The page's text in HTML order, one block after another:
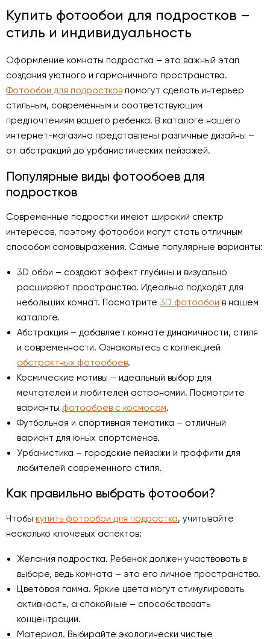
Купить фотообои для подростков –
стиль и индивидуальность
Оформление комнаты подростка – это важный этап
создания уютного и гармоничного пространства.
Фотообои для подростков помогут сделать интерьер
стильным, современным и соответствующим
предпочтениям вашего ребенка. В каталоге нашего
интернет-магазина представлены различные дизайны –
от абстракций до урбанистических пейзажей.
Популярные виды фотообоев для
подростков
Современные подростки имеют широкий спектр
интересов, поэтому фотообои могут стать отличным
способом самовыражения. Самые популярные варианты:
3D обои – создают эффект глубины и визуально
расширяют пространство. Идеально подходят для
небольших комнат. Посмотрите 3D фотообои в нашем
каталоге.
Абстракция – добавляет комнате динамичности, стиля
и современности. Ознакомьтесь с коллекцией
абстрактных фотообоев.
Космические мотивы – идеальный выбор для
мечтателей и любителей астрономии. Посмотрите
варианты фотообоев с космосом.
Футбольная и спортивная тематика – отличный
вариант для юных спортсменов.
Урбанистика – городские пейзажи и граффити для
любителей современного стиля.
Как правильно выбрать фотообои?
Чтобы купить фотообои для подростка, учитывайте
несколько ключевых аспектов:
Желания подростка. Ребенок должен участвовать в
выборе, ведь комната – это его личное пространство.
Цветовая гамма. Яркие цвета могут стимулировать
активность, а спокойные – способствовать
концентрации.
Материал. Выбирайте экологически чистые